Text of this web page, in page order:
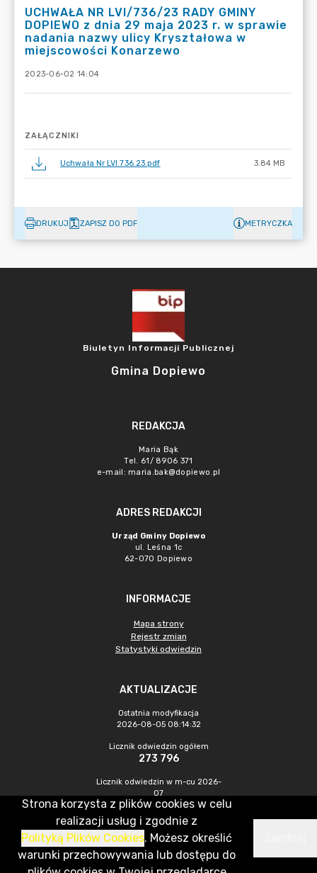
UCHWAŁA NR LVI/736/23 RADY GMINY
DOPIEWO z dnia 29 maja 2023 r. w sprawie
nadania nazwy ulicy Kryształowa w
miejscowości Konarzewo
2023-06-02 14:04
ZAŁĄCZNIKI
Uchwała Nr LVI.736.23.pdf 3.84 MB
DRUKUJ ZAPISZ DO PDF METRYCZKA
Biuletyn Informacji Publicznej
Gmina Dopiewo
REDAKCJA
Maria Bąk
Tel. 61/ 8906 371
e-mail: maria.bak@dopiewo.pl
ADRES REDAKCJI
Urząd Gminy Dopiewo
ul. Leśna 1c
62-070 Dopiewo
INFORMACJE
Mapa strony
Rejestr zmian
Statystyki odwiedzin
AKTUALIZACJE
Ostatnia modyfikacja
2026-08-05 08:14:32
Licznik odwiedzin ogółem
273 796
Licznik odwiedzin w m-cu 2026-
07
585
CMS & Hosting: Nefeni Sp. z o.o.
Strona korzysta z plików cookies w celu
realizacji usług i zgodnie z
Polityką Plików Cookies. Możesz określić
warunki przechowywania lub dostępu do